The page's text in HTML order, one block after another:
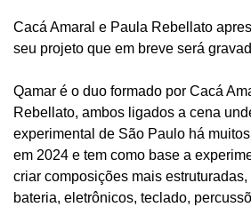
Cacá Amaral e Paula Rebellato
seu projeto que em breve será
Qamar é o duo formado por Cacá
Rebellato, ambos ligados a cena
experimental de São Paulo há
em 2024 e tem como base a
criar composições mais
bateria, eletrônicos, teclado,